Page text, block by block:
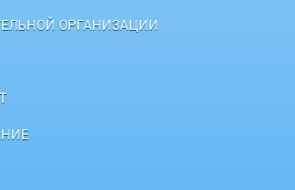
ОРГАНИЗАЦИИ